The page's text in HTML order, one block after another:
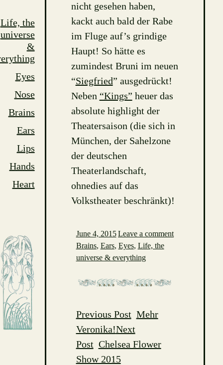
Life, the
universe
&
Eyes
Nose
Brains
Ears
Lips
Hands
Heart
nicht gesehen haben,
kackt auch bald der Rabe
im Fluge auf’s grindige
Haupt! So hätte es
zumindest Bruni im neuen
“Siegfried” ausgedrückt!
Neben “Kings” heuer das
absolute highlight der
Theatersaison (die sich in
München, der Sahelzone
der deutschen
Theaterlandschaft,
ohnedies auf das
Volkstheater beschränkt)!
June 4, 2015 Leave a comment
Brains, Ears, Eyes, Life, the
universe & everything
Post
navigation
Previous Post Mehr
Veronika!Next
Post Chelsea Flower
Show 2015